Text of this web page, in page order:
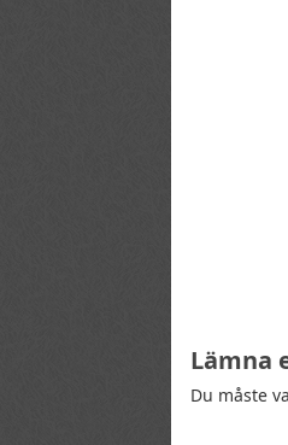
Lämna
Du måste